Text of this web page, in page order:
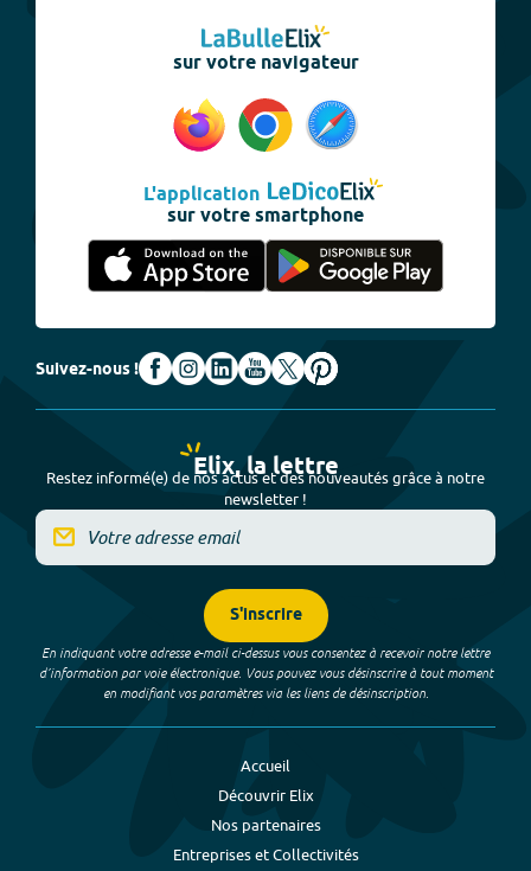
sur votre navigateur
L'application
sur votre smartphone
Suivez-nous !
Elix, la lettre
Restez informé(e) de nos actus et des nouveautés grâce à notre
newsletter !
S'inscrire
En indiquant votre adresse e-mail ci-dessus vous consentez à recevoir notre lettre
d’information par voie électronique. Vous pouvez vous désinscrire à tout moment
en modifiant vos paramètres via les liens de désinscription.
Accueil
Découvrir Elix
Nos partenaires
Entreprises et Collectivités